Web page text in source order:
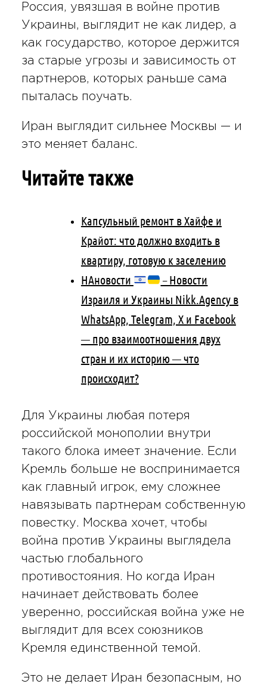
Россия, увязшая в войне против
Украины, выглядит не как лидер, а
как государство, которое держится
за старые угрозы и зависимость от
партнеров, которых раньше сама
пыталась поучать.
Иран выглядит сильнее Москвы — и
это меняет баланс.
Читайте также
Капсульный ремонт в Хайфе и
Крайот: что должно входить в
квартиру, готовую к заселению
НАновости
– Новости
Израиля и Украины Nikk.Agency в
WhatsApp, Telegram, X и Facebook
— про взаимоотношения двух
стран и их историю — что
происходит?
Для Украины любая потеря
российской монополии внутри
такого блока имеет значение. Если
Кремль больше не воспринимается
как главный игрок, ему сложнее
навязывать партнерам собственную
повестку. Москва хочет, чтобы
война против Украины выглядела
частью глобального
противостояния. Но когда Иран
начинает действовать более
уверенно, российская война уже не
выглядит для всех союзников
Кремля единственной темой.
Это не делает Иран безопасным, но